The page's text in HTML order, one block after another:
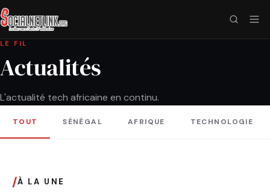
LE FIL
Actualités
L'actualité tech africaine en continu.
TOUT SÉNÉGAL AFRIQUE TECHNOLOGIE
/À LA UNE